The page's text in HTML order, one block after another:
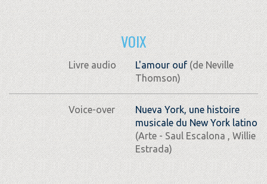
VOIX
Livre audio L'amour ouf(de Neville
Thomson)
Voice-over
Nueva York, une histoire
musicale du New York latino
(Arte - Saul Escalona , Willie
Estrada)